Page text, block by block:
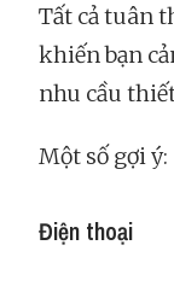
Tất cả tuân
khiến bạn
nhu cầu
Một số gợi ý:
Điện thoại